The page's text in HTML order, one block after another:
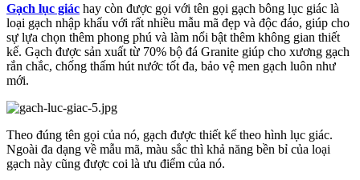
Gạch lục giác hay còn được gọi với tên gọi gạch bông lục giác là
loại gạch nhập khẩu với rất nhiều mẫu mã đẹp và độc đáo, giúp cho
sự lựa chọn thêm phong phú và làm nổi bật thêm không gian thiết
kế. Gạch được sản xuất từ 70% bộ đá Granite giúp cho xương gạch
rắn chắc, chống thấm hút nước tốt đa, bảo vệ men gạch luôn như
mới.
Theo đúng tên gọi của nó, gạch được thiết kế theo hình lục giác.
Ngoài đa dạng về mẫu mã, màu sắc thì khả năng bền bỉ của loại
gạch này cũng được coi là ưu điểm của nó.